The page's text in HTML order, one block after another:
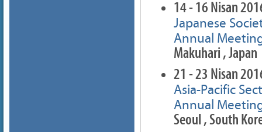
14 - 16 Nisan
Japanese
Annual
Makuhari , Japan
21 - 23 Nisan
Asia-Pacific
Annual
Seoul , South